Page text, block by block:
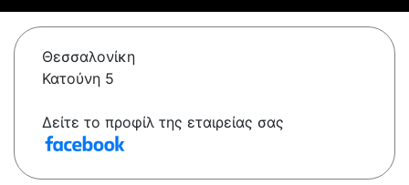
Θεσσαλονίκη
Κατούνη 5
Δείτε το προφίλ της εταιρείας σας